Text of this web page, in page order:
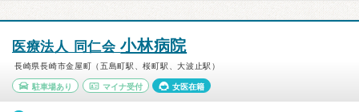
医療法人 同仁会小林病院
長崎県長崎市金屋町（五島町駅、桜町駅、大波止駅）
駐車場あり マイナ受付 女医在籍